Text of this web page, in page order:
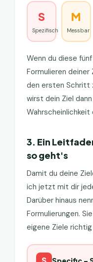
S
Spezifisch
M
Messbar
Wenn du diese
Formulieren
den ersten Schritt
wirst dein Ziel
Wahrscheinlichkeit
3. Ein
so geht's
Damit du deine
ich jetzt mit dir
Darüber hinaus
Formulierungen.
eigene Ziele